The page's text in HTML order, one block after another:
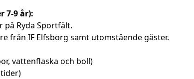
7-9 år):
på Ryda Sportfält.
från IF Elfsborg samt utomstående gäster.
vattenflaska och boll)